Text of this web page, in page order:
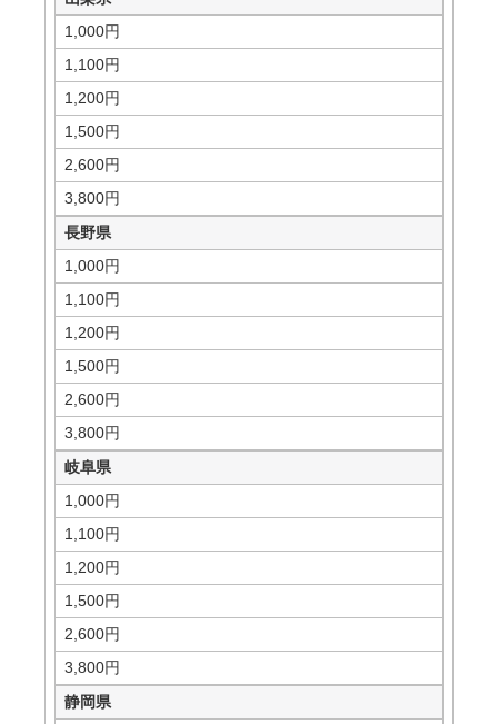
1,000円
1,100円
1,200円
1,500円
2,600円
3,800円
長野県
1,000円
1,100円
1,200円
1,500円
2,600円
3,800円
岐阜県
1,000円
1,100円
1,200円
1,500円
2,600円
3,800円
静岡県